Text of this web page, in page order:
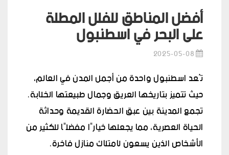
أفضل المناطق للفلل المطلة
على البحر في اسطنبول
2025-05-08
تُعد اسطنبول واحدة من أجمل المدن في العالم،
حيث تتميز بتاريخها العريق وجمال طبيعتها الخلابة.
تجمع المدينة بين عبق الحضارة القديمة وحداثة
الحياة العصرية، مما يجعلها خيارًا مفضلًا للكثير من
الأشخاص الذين يسعون لامتلاك منازل فاخرة.